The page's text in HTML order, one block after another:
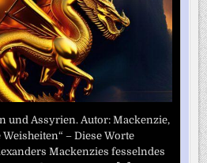
und Assyrien. Autor: Mackenzie,
– Diese Worte
Mackenzies fesselndes